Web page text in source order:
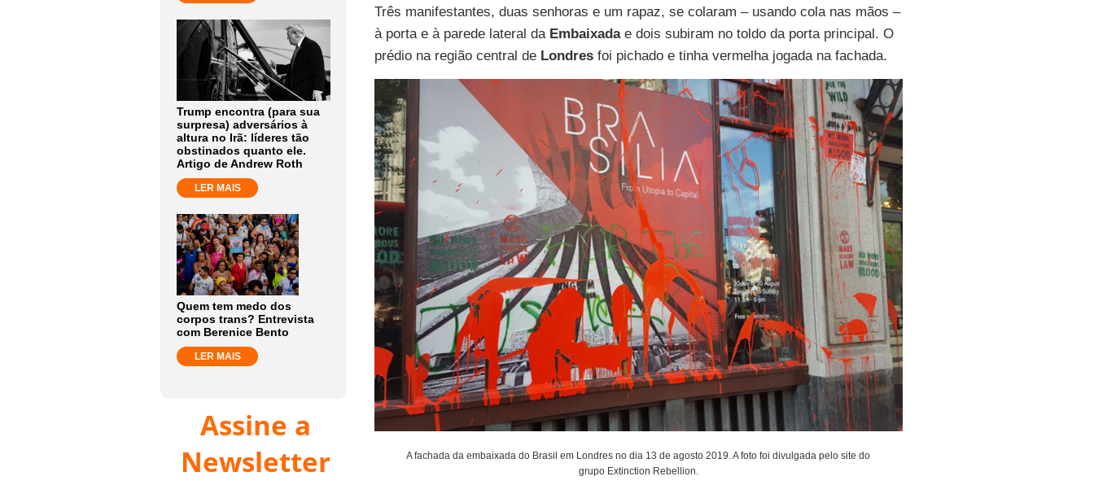
Trump encontra (para sua
surpresa) adversários à
altura no Irã: líderes tão
obstinados quanto ele.
Artigo de Andrew Roth
LER MAIS
Quem tem medo dos
corpos trans? Entrevista
com Berenice Bento
LER MAIS
Assine a
Newsletter
Três manifestantes, duas senhoras e um rapaz, se colaram – usando cola nas mãos –
à porta e à parede lateral da Embaixadae dois subiram no toldo da porta principal. O
prédio na região central de Londresfoi pichado e tinha vermelha jogada na fachada.
A fachada da embaixada do Brasil em Londres no dia 13 de agosto 2019. A foto foi divulgada pelo site do
grupo Extinction Rebellion.